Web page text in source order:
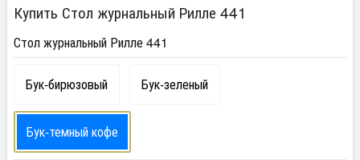
Купить Стол журнальный Рилле 441
Стол журнальный Рилле 441
Бук-бирюзовый Бук-зеленый
Бук-темный кофе